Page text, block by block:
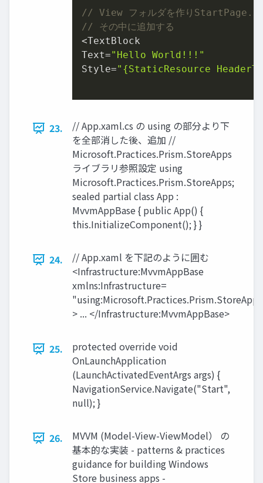
// View フォルダを作り
// その中に追加する
<TextBlock
Text="Hello World!!!"
Style="{StaticResource
23.
// App.xaml.cs の using の部分より下
を全部消した後、追加 //
Microsoft.Practices.Prism.StoreApps
ライブラリ参照設定 using
Microsoft.Practices.Prism.StoreApps;
sealed partial class App :
MvvmAppBase { public App() {
this.InitializeComponent(); } }
24.
// App.xaml を下記のように囲む
<Infrastructure:MvvmAppBase
xmlns:Infrastructure=
> ... </Infrastructure:MvvmAppBase>
25.
protected override void
OnLaunchApplication
(LaunchActivatedEventArgs args) {
NavigationService.Navigate("Start",
null); }
26.
MVVM (Model-View-ViewModel） の
基本的な実装 - patterns & practices
guidance for building Windows
Store business apps -